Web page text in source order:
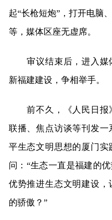
起“长枪短炮”，打开电脑
等，媒体区座无虚席。
审议结束后，进入媒
新福建建设，争相举手。
前不久，《人民日报
联播、焦点访谈等刊发
平生态文明思想的厦门
问：“生态一直是福建的
优势推进生态文明建设
的骄傲？”